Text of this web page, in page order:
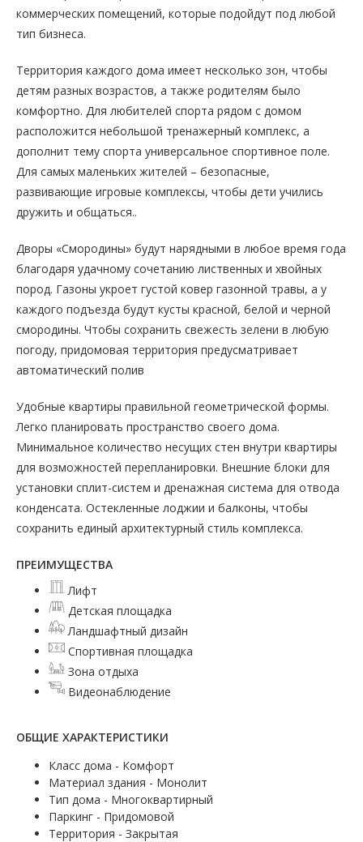
коммерческих помещений, которые подойдут под любой
тип бизнеса.
Территория каждого дома имеет несколько зон, чтобы
детям разных возрастов, а также родителям было
комфортно. Для любителей спорта рядом с домом
расположится небольшой тренажерный комплекс, а
дополнит тему спорта универсальное спортивное поле.
Для самых маленьких жителей – безопасные,
развивающие игровые комплексы, чтобы дети учились
дружить и общаться..
Дворы «Смородины» будут нарядными в любое время года
благодаря удачному сочетанию лиственных и хвойных
пород. Газоны укроет густой ковер газонной травы, а у
каждого подъезда будут кусты красной, белой и черной
смородины. Чтобы сохранить свежесть зелени в любую
погоду, придомовая территория предусматривает
автоматический полив
Удобные квартиры правильной геометрической формы.
Легко планировать пространство своего дома.
Минимальное количество несущих стен внутри квартиры
для возможностей перепланировки. Внешние блоки для
установки сплит-систем и дренажная система для отвода
конденсата. Остекленные лоджии и балконы, чтобы
сохранить единый архитектурный стиль комплекса.
ПРЕИМУЩЕСТВА
Лифт
Детская площадка
Ландшафтный дизайн
Спортивная площадка
Зона отдыха
Видеонаблюдение
ОБЩИЕ ХАРАКТЕРИСТИКИ
Класс дома - Комфорт
Материал здания - Монолит
Тип дома - Многоквартирный
Паркинг - Придомовой
Территория - Закрытая